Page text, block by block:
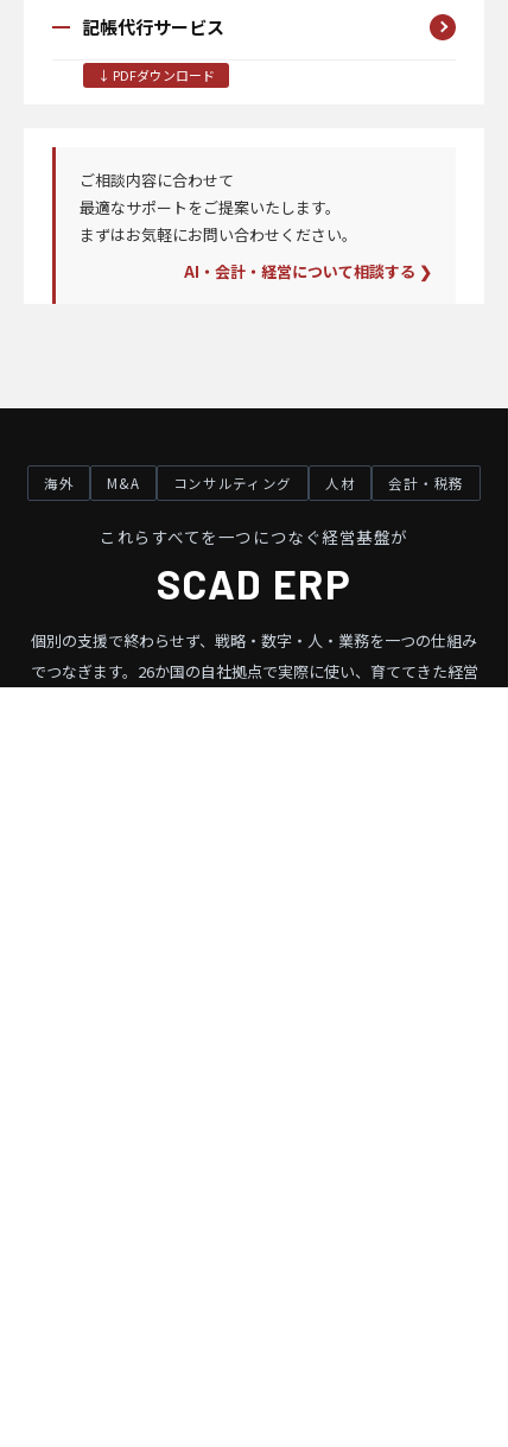
記帳代行サービス
↓ PDFダウンロード
ご相談内容に合わせて
最適なサポートをご提案いたします。
まずはお気軽にお問い合わせください。
AI・会計・経営について相談する ❯
海外 M&A コンサルティング 人材 会計・税務
これらすべてを一つにつなぐ経営基盤が
SCAD ERP
個別の支援で終わらせず、戦略・数字・人・業務を一つの仕組み
でつなぎます。 26か国の自社拠点で実際に使い、育ててきた経営